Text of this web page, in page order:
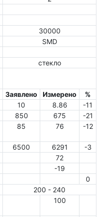
30000
SMD
стекло
Заявлено
Измерено
%
10 8.86
-11
850 675
-21
85 76 -12
6500 6291
-3
72
-19
0
200 - 240
100